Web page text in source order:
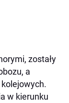
zostały
a
w kierunku